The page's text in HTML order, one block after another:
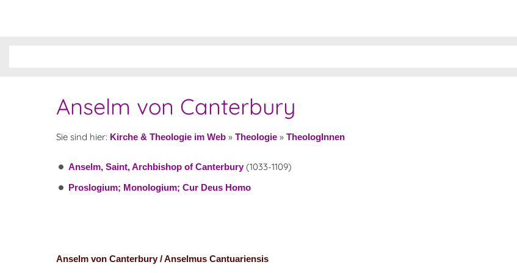
Anselm von Canterbury
Sie sind hier: Kirche & Theologie im Web » Theologie » TheologInnen
Anselm, Saint, Archbishop of Canterbury (1033-1109)
Proslogium; Monologium; Cur Deus Homo
Anselm von Canterbury / Anselmus Cantuariensis